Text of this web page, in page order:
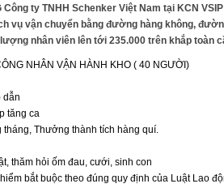
Công ty TNHH Schenker Việt Nam tại KCN
vụ vận chuyển bằng đường hàng không,
nhân viên lên tới 235.000 trên khắp toàn
NHÂN VẬN HÀNH KHO ( 40 NGƯỜI)
dẫn
tăng ca
Thưởng thành tích hàng quí.
thăm hỏi ốm đau, cưới, sinh con
bắt buộc theo đúng quy định của Luật Lao